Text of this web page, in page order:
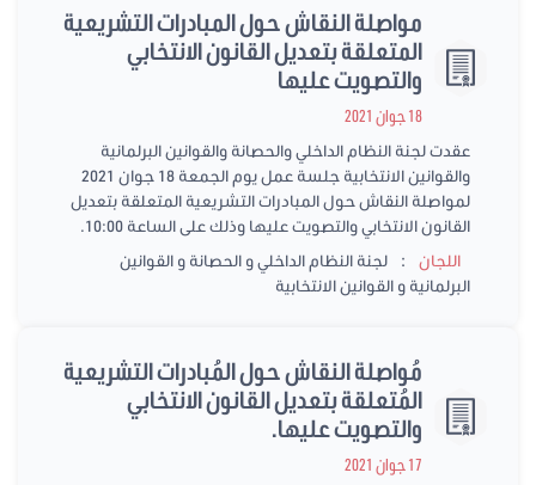
مواصلة النقاش حول المبادرات التشريعية
المتعلقة بتعديل القانون الانتخابي
والتصويت عليها
عقدت لجنة النظام الداخلي والحصانة والقوانين البرلمانية
والقوانين الانتخابية جلسة عمل يوم الجمعة 18 جوان 2021
لمواصلة النقاش حول المبادرات التشريعية المتعلقة بتعديل
القانون الانتخابي والتصويت عليها وذلك على الساعة 10:00.
اللجان :
لجنة النظام الداخلي و الحصانة و القوانين
البرلمانية و القوانين الانتخابية
مُواصلة النقاش حول المُبادرات التشريعية
المُتعلقة بتعديل القانون الانتخابي
والتصويت عليها.